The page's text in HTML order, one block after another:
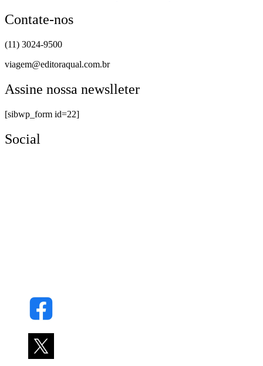
Contate-nos
(11) 3024-9500
viagem@editoraqual.com.br
Assine nossa newslleter
[sibwp_form id=22]
Social